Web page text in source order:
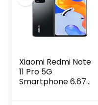
Xiaomi Redmi Note
11 Pro 5G
Smartphone 6.67″